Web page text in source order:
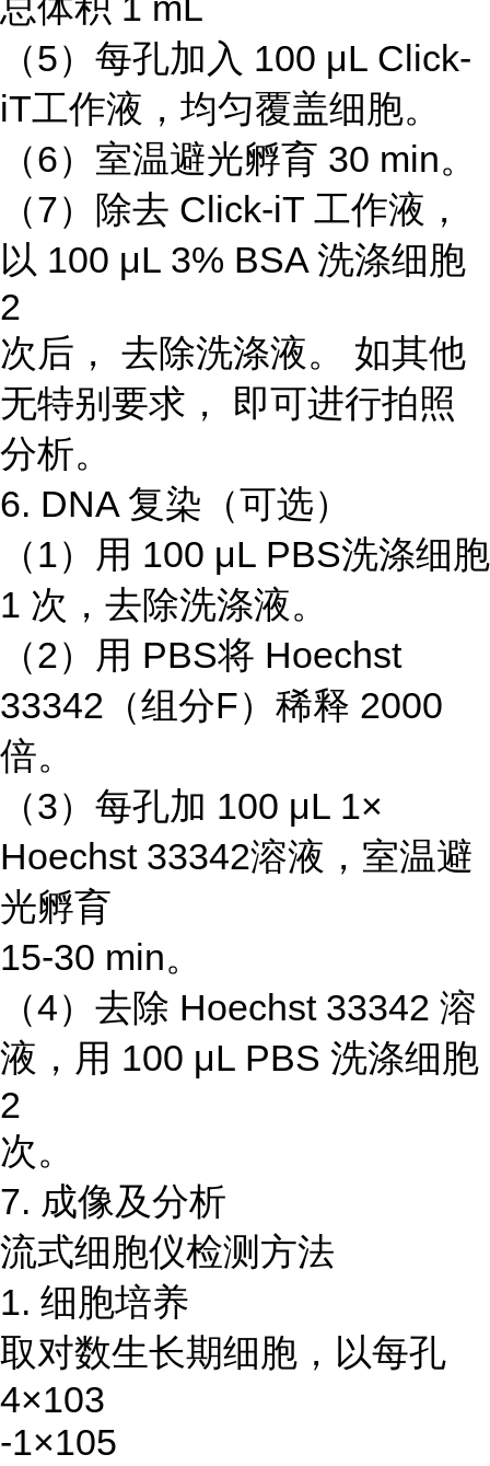
（5）每孔加入 100 μL Click-
iT工作液，均匀覆盖细胞。
（6）室温避光孵育 30 min。
（7）除去 Click-iT 工作液，
以 100 μL 3% BSA 洗涤细胞
2
次后， 去除洗涤液。 如其他
无特别要求， 即可进行拍照
分析。
6. DNA 复染（可选）
（1）用 100 μL PBS洗涤细胞
1 次，去除洗涤液。
（2）用 PBS将 Hoechst
33342（组分F）稀释 2000
倍。
（3）每孔加 100 μL 1×
Hoechst 33342溶液，室温避
光孵育
15-30 min。
（4）去除 Hoechst 33342 溶
液，用 100 μL PBS 洗涤细胞
2
次。
7. 成像及分析
流式细胞仪检测方法
1. 细胞培养
取对数生长期细胞，以每孔
4×103
-1×105